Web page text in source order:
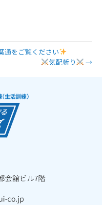
通をご覧ください
気配斬り
→
会舘ビル7階
co.jp